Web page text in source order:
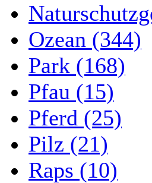
Ozean (344)
Park (168)
Pfau (15)
Pferd (25)
Pilz (21)
Raps (10)